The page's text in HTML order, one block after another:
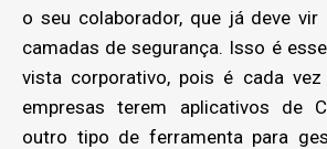
o seu colaborador, que já deve
camadas de segurança. Isso é
vista corporativo, pois é cada
empresas terem aplicativos de
outro tipo de ferramenta para